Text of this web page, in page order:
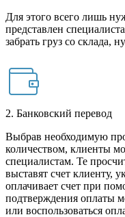
Для этого всего лишь
представлен
забрать груз со склада,
2. Банковский перевод
Выбрав необходимую
количеством, клиенты
специалистам. Те
выставят счет клиенту,
оплачивает счет при
подтверждения оплаты
или воспользоваться